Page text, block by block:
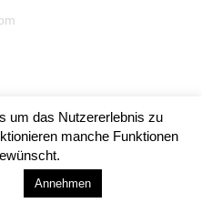
By SKT Themes
um das Nutzererlebnis zu
manche Funktionen
Annehmen